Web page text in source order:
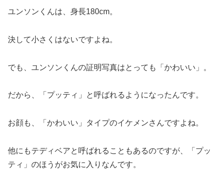
ユンソンくんは、身長180cm。
決して小さくはないですよね。
でも、ユンソンくんの証明写真はとっても「かわいい」。
だから、「プッティ」と呼ばれるようになったんです。
お顔も、「かわいい」タイプのイケメンさんですよね。
他にもテディベアと呼ばれることもあるのですが、「プッ
ティ」のほうがお気に入りなんです。